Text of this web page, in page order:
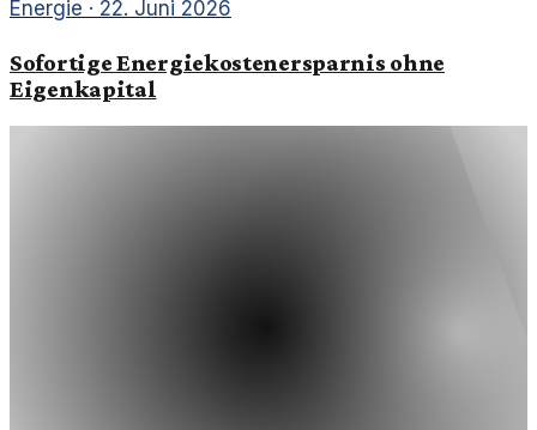
Energie · 22. Juni 2026
Sofortige Energiekostenersparnis ohne
Eigenkapital